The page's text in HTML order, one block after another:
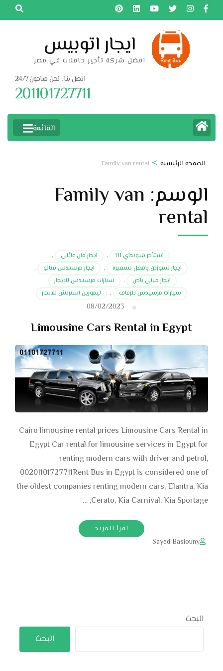
تخطى
إلى
ايجار اتوبيس
افضل شركة تأجير حافلات في مصر
اتصل بنا ، نحن متاحون 24/7
201101727711
القائمة
الصفحة الرئيسية >
Family van rental
الوسم: Family van
rental
استأجر هيونداي H1 , ايجار فان عائلي
,
ايجار ليموزين بافضل تسعيرة
, ايجار مرسيدس فيانو
,
ايجار ميني باص
, سيارات مرسيدس للايجار
,
سيارات مرسيدس للزفاف
, ليموزين استرتش للايجار
08/02/2023
Limousine Cars Rental in Egypt
Cairo limousine rental prices Limousine Cars Rental in
Egypt Car rental for limousine services in Egypt for
renting modern cars with driver and petrol,
00201101727711Rent Bus in Egypt is considered one of
the oldest companies renting modern cars, Elantra, Kia
Cerato, Kia Carnival, Kia Sportage, …
اقرأ المزيد
Sayed Basiouny
البحث
البحث